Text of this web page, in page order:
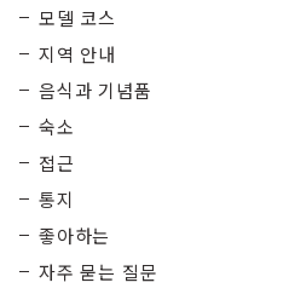
모델 코스
지역 안내
음식과 기념품
숙소
접근
통지
좋아하는
자주 묻는 질문